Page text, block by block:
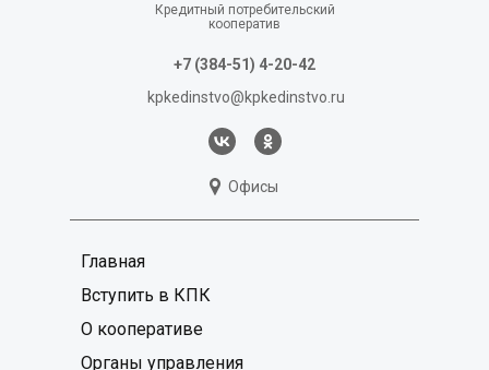
Кредитный потребительский
кооператив
Офисы
kpkedinstvo@kpkedinstvo.ru
+7 (384-51) 4-20-42
Главная
Вступить в КПК
О кооперативе
Органы управления